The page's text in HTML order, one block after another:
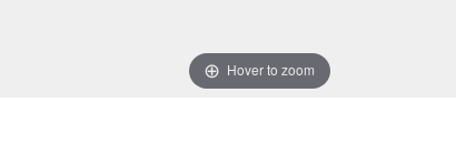
Hover to zoom